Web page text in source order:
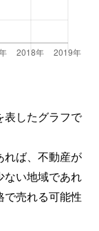
表したグラフで
れば、不動産が
ない地域であれ
売れる可能性